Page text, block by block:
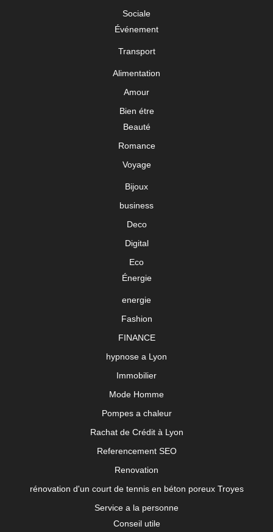
Sociale
Événement
Transport
Alimentation
Amour
Bien étre
Beauté
Romance
Voyage
Bijoux
business
Deco
Digital
Eco
Énergie
energie
Fashion
FINANCE
hypnose a Lyon
Immobilier
Mode Homme
Pompes a chaleur
Rachat de Crédit à Lyon
Referencement SEO
Renovation
rénovation d'un court de tennis en béton poreux Troyes
Service a la personne
Conseil utile